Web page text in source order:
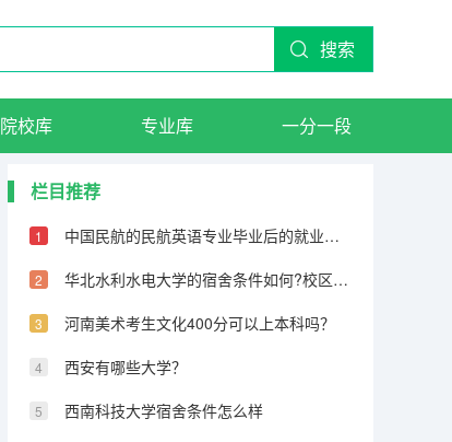
搜索
院校库 专业库 一分一段
栏目推荐
中国民航的民航英语专业毕业后的就业方向有哪些
华北水利水电大学的宿舍条件如何?校区内有哪些生活设施?
河南美术考生文化400分可以上本科吗？
西安有哪些大学？
西南科技大学宿舍条件怎么样